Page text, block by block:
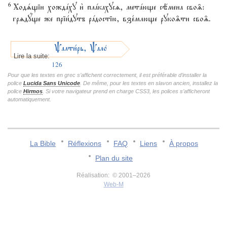
6 Ходsщіи хождaху и3 плaкахусz, метaюще сёмена сво‰:
грzдyще же пріи1дутъ рaдостію, взе1млюще руко‰ти сво‰.
Lire la suite:
Pалти1рь, Pало1мъ
126
Pour que les textes en grec s’affichent correctement, il est préférable d’installer la
police Lucida Sans Unicode . De même, pour les textes en slavon ancien, installez la
police Hirmos . Si votre navigateur prend en charge CSS3, les polices s’afficheront
automatiquement.
La Bible Réflexions FAQ Liens
À propos
Plan du site
Réalisation: © 2001–2026
Web-M